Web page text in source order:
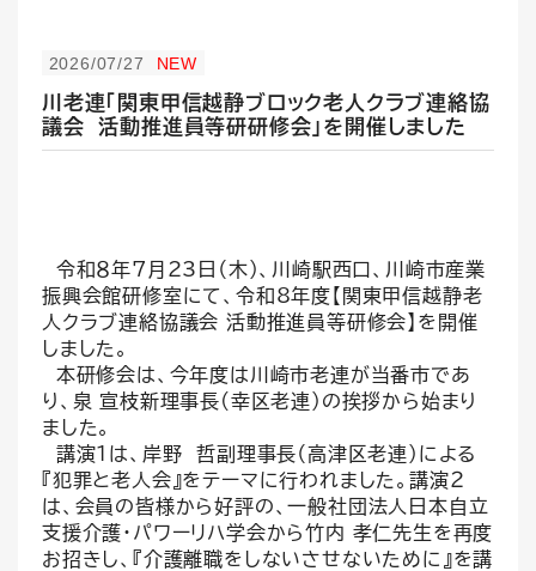
2026/07/27 NEW
川老連「関東甲信越静ブロック老人クラブ連絡協
議会 活動推進員等研研修会」を開催しました
令和８年7月23日（木）、川崎駅西口、川崎市産業
振興会館研修室にて、令和8年度【関東甲信越静老
人クラブ連絡協議会 活動推進員等研修会】を開催
しました。
本研修会は、今年度は川崎市老連が当番市であ
り、泉 宣枝新理事長(幸区老連）の挨拶から始まり
ました。
講演１は、岸野 哲副理事長（高津区老連）による
『犯罪と老人会』をテーマに行われました。講演２
は、会員の皆様から好評の、一般社団法人日本自立
支援介護・パワーリハ学会から竹内 孝仁先生を再度
お招きし、『介護離職をしないさせないために』を講